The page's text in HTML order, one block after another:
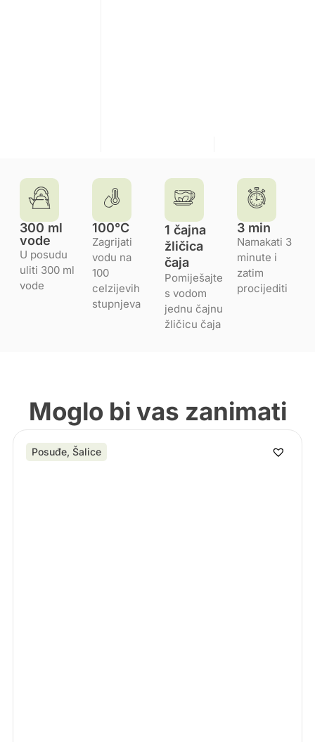
300 ml
vode
U posudu
uliti 300 ml
vode
100°C
Zagrijati
vodu na
100
celzijevih
stupnjeva
1 čajna
žličica
čaja
Pomiješajte
s vodom
jednu čajnu
žličicu čaja
3 min
Namakati 3
minute i
zatim
procijediti
Moglo bi vas zanimati
Posuđe, Šalice